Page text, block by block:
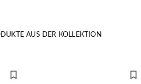
AUS DER KOLLEKTION